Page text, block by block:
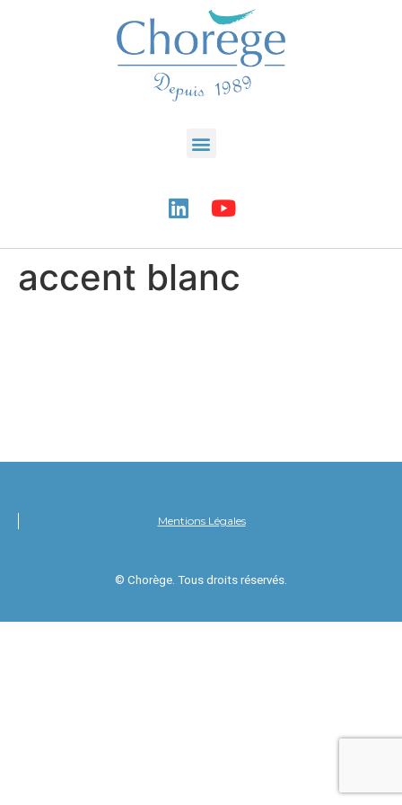
accent blanc
Mentions Légales
© Chorège. Tous droits réservés.